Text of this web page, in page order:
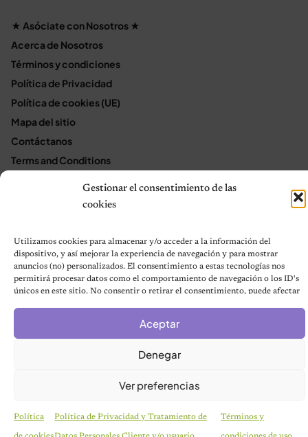
Gestionar el consentimiento de las
cookies
Utilizamos cookies para almacenar y/o acceder a la información del
dispositivo, y así mejorar la experiencia de navegación y para mostrar
anuncios (no) personalizados. El consentimiento a estas tecnologías nos
permitirá procesar datos como el comportamiento de navegación o los ID's
únicos en este sitio. No consentir o retirar el consentimiento, puede afectar
Aceptar
Denegar
Ver preferencias
Política Política de Privacidad y Tratamiento de Términos y
★ Asóciate con Nosotros ★
Acerca de Nosotros
Términos y condiciones
Política de Privacidad
Política de cookies (UE)
Mapa del sitio
Contáctanos
Terms and Conditions